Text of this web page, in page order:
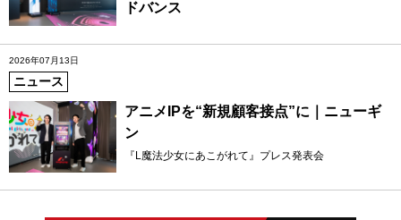
ドバンス
2026年07月13日
ニュース
アニメIPを“新規顧客接点”に｜ニューギ
ン
『L魔法少女にあこがれて』プレス発表会